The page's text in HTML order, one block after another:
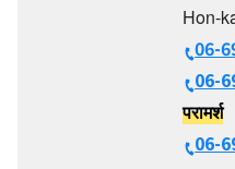
Hon-
06-
06-
परामर्श
06-